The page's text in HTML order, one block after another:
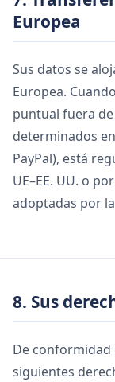
Europea
Sus datos se
Europea.
puntual fuera
determinados
PayPal), está
UE–EE. UU. o
adoptadas por
8. Sus
De conformidad
siguientes